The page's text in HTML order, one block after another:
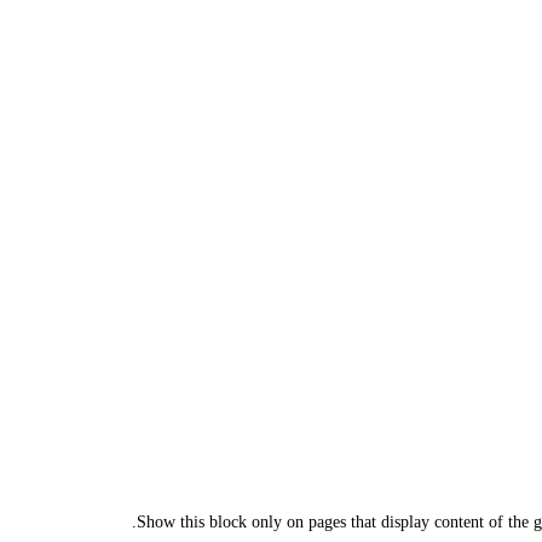
Show this block only on pages that display content of